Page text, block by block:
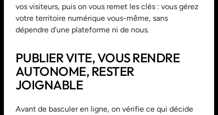
vos visiteurs, puis on vous remet les clés : vous gérez
votre territoire numérique vous-même, sans
dépendre d'une plateforme ni de nous.
PUBLIER VITE, VOUS RENDRE
AUTONOME, RESTER
JOIGNABLE
Avant de basculer en ligne, on vérifie ce qui décide